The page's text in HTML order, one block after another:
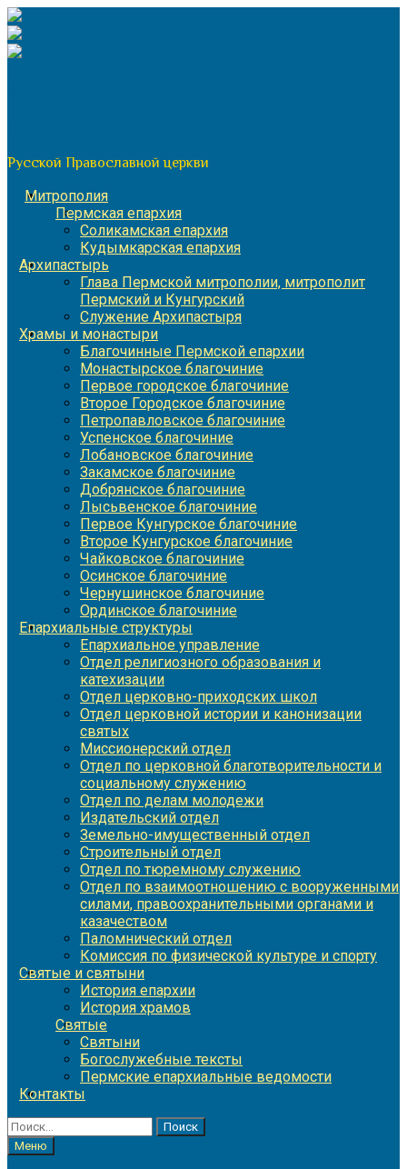
Перейти
к
содержимому
Русской Православной церкви
Митрополия
Пермская епархия
Соликамская епархия
Кудымкарская епархия
Архипастырь
Глава Пермской митрополии, митрополит
Пермский и Кунгурский
Служение Архипастыря
Храмы и монастыри
Благочинные Пермской епархии
Монастырское благочиние
Первое городское благочиние
Второе Городское благочиние
Петропавловское благочиние
Успенское благочиние
Лобановское благочиние
Закамское благочиние
Добрянское благочиние
Лысьвенское благочиние
Первое Кунгурское благочиние
Второе Кунгурское благочиние
Чайковское благочиние
Осинское благочиние
Чернушинское благочиние
Ординское благочиние
Епархиальные структуры
Епархиальное управление
Отдел религиозного образования и
катехизации
Отдел церковно-приходских школ
Отдел церковной истории и канонизации
святых
Миссионерский отдел
Отдел по церковной благотворительности и
социальному служению
Отдел по делам молодежи
Издательский отдел
Земельно-имущественный отдел
Строительный отдел
Отдел по тюремному служению
Отдел по взаимоотношению с вооруженными
силами, правоохранительными органами и
казачеством
Паломнический отдел
Комиссия по физической культуре и спорту
Святые и святыни
История епархии
История храмов
Святые
Святыни
Богослужебные тексты
Пермские епархиальные ведомости
Контакты
Найти:
Меню